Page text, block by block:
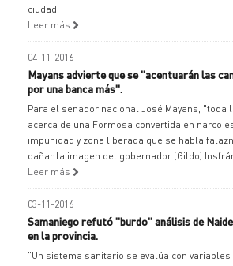
ciudad.
Leer más
04-11-2016
Mayans advierte que se "acentuarán las
por una banca más".
Para el senador nacional José Mayans, "toda
acerca de una Formosa convertida en narco
impunidad y zona liberada que se habla
dañar la imagen del gobernador (Gildo)
Leer más
03-11-2016
Samaniego refutó "burdo" análisis de
en la provincia.
"Un sistema sanitario se evalúa con